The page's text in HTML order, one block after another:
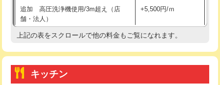
持込商品取付（浄水器・分岐水栓） 16,500円
持込商品取付（温水洗浄便座） 22,000円
持込商品取付（普通便座⇔温水洗浄便
22,000円
給水管工事※（ホール加工)
追加 高圧洗浄機使用/3m超え（店
舗・法人）
+5,500円/ｍ
高度高圧洗浄換 現地調査
トーラー機使用/3mまで
上記の表をスクロールで他の料金もご覧になれます。
キッチン